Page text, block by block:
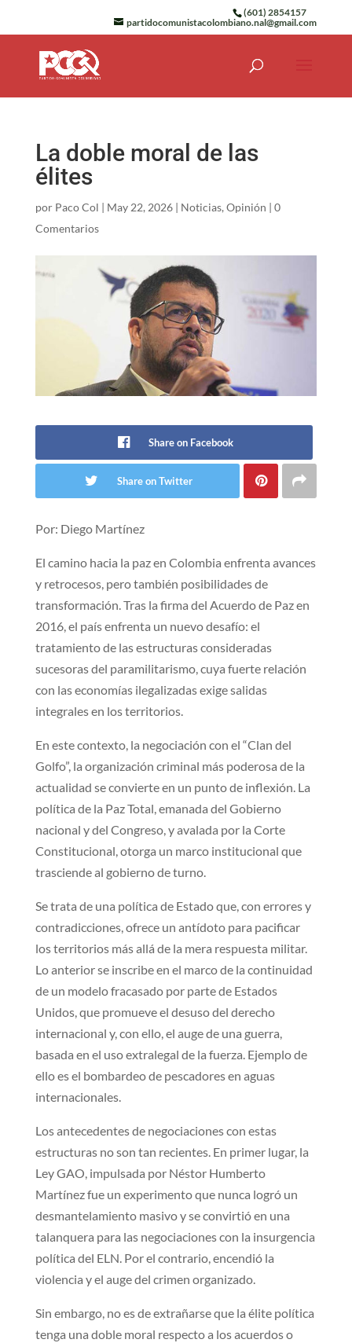
(601) 2854157
partidocomunistacolombiano.nal@gmail.com
La doble moral de las
élites
por Paco Col | May 22, 2026| Noticias, Opinión | 0
Comentarios
Share on Facebook
Share on Twitter
Por: Diego Martínez
El camino hacia la paz en Colombia enfrenta avances
y retrocesos, pero también posibilidades de
transformación. Tras la firma del Acuerdo de Paz en
2016, el país enfrenta un nuevo desafío: el
tratamiento de las estructuras consideradas
sucesoras del paramilitarismo, cuya fuerte relación
con las economías ilegalizadas exige salidas
integrales en los territorios.
En este contexto, la negociación con el “Clan del
Golfo”, la organización criminal más poderosa de la
actualidad se convierte en un punto de inflexión. La
política de la Paz Total, emanada del Gobierno
nacional y del Congreso, y avalada por la Corte
Constitucional, otorga un marco institucional que
trasciende al gobierno de turno.
Se trata de una política de Estado que, con errores y
contradicciones, ofrece un antídoto para pacificar
los territorios más allá de la mera respuesta militar.
Lo anterior se inscribe en el marco de la continuidad
de un modelo fracasado por parte de Estados
Unidos, que promueve el desuso del derecho
internacional y, con ello, el auge de una guerra,
basada en el uso extralegal de la fuerza. Ejemplo de
ello es el bombardeo de pescadores en aguas
internacionales.
Los antecedentes de negociaciones con estas
estructuras no son tan recientes. En primer lugar, la
Ley GAO, impulsada por Néstor Humberto
Martínez fue un experimento que nunca logró un
desmantelamiento masivo y se convirtió en una
talanquera para las negociaciones con la insurgencia
política del ELN. Por el contrario, encendió la
violencia y el auge del crimen organizado.
Sin embargo, no es de extrañarse que la élite política
tenga una doble moral respecto a los acuerdos o